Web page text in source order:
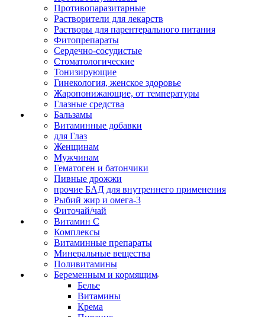
Противопаразитарные
Растворители для лекарств
Растворы для парентерального питания
Фитопрепараты
Сердечно-сосудистые
Стоматологические
Тонизирующие
Гинекология, женское здоровье
Жаропонижающие, от температуры
Глазные средства
Бальзамы
Витаминные добавки
для Глаз
Женщинам
Мужчинам
Гематоген и батончики
Пивные дрожжи
прочие БАД для внутреннего применения
Рыбий жир и омега-3
Фиточай/чай
Витамин С
Комплексы
Витаминные препараты
Минеральные вещества
Поливитамины
Беременным и кормящим
Белье
Витамины
Крема